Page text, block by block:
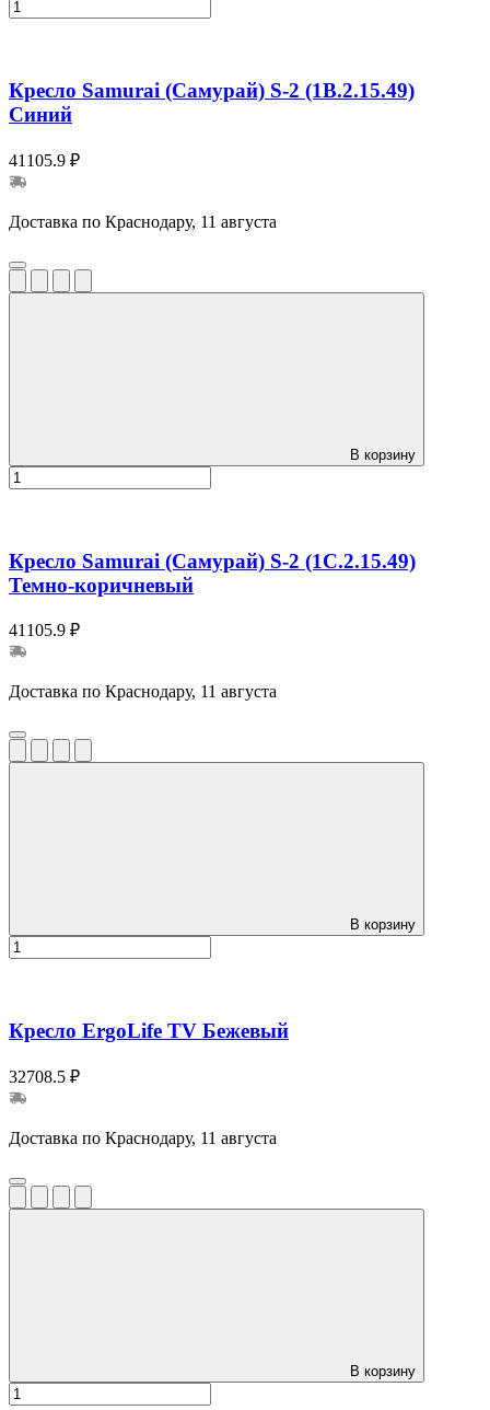
Кресло Samurai (Самурай) S-2 (1B.2.15.49)
Синий
41105.9 ₽
Доставка по Краснодару, 11 августа
В корзину
Кресло Samurai (Самурай) S-2 (1C.2.15.49)
Темно-коричневый
41105.9 ₽
Доставка по Краснодару, 11 августа
В корзину
Кресло ErgoLife TV Бежевый
32708.5 ₽
Доставка по Краснодару, 11 августа
В корзину